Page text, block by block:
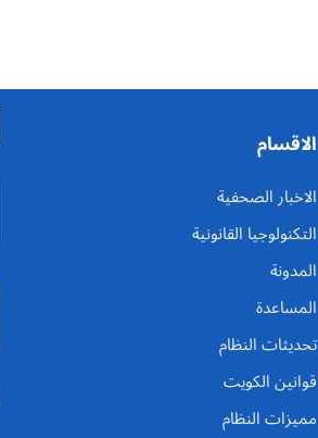
الاقسام
الاخبار الصحفية
التكنولوجيا القانونية
المدونة
المساعدة
تحديثات النظام
قوانين الكويت
مميزات النظام